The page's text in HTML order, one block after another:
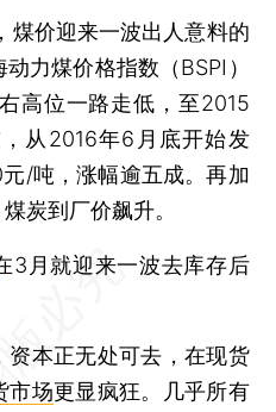
煤价迎来一波出人意料的
力煤价格指数（BSPI）
高位一路走低，至2015
从2016年6月底开始发
/吨，涨幅逾五成。再加
炭到厂价飙升。
3月就迎来一波去库存后
资本正无处可去，在现货
市场更显疯狂。几乎所有